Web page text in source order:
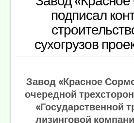
подписал
сухогрузов
Завод «Красное
очередной
«Государственной
лизинговой